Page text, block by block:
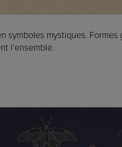
symboles mystiques.
l’ensemble.